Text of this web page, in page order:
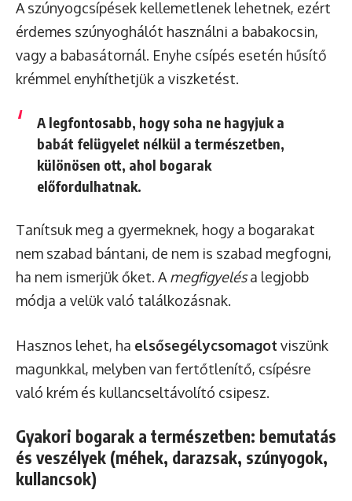
A szúnyogcsípések kellemetlenek lehetnek, ezért
érdemes szúnyoghálót használni a babakocsin,
vagy a babasátornál. Enyhe csípés esetén hűsítő
krémmel enyhíthetjük a viszketést.
A legfontosabb, hogy soha ne hagyjuk a
babát felügyelet nélkül a természetben,
különösen ott, ahol bogarak
előfordulhatnak.
Tanítsuk meg a gyermeknek, hogy a bogarakat
nem szabad bántani, de nem is szabad megfogni,
ha nem ismerjük őket. A megfigyelésa legjobb
módja a velük való találkozásnak.
Hasznos lehet, ha elsősegélycsomagot viszünk
magunkkal, melyben van fertőtlenítő, csípésre
való krém és kullancseltávolító csipesz.
Gyakori bogarak a természetben: bemutatás
és veszélyek (méhek, darazsak, szúnyogok,
kullancsok)